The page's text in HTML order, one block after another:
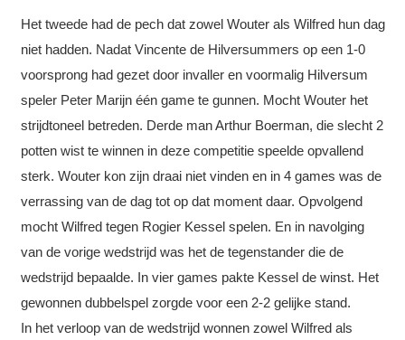
Het tweede had de pech dat zowel Wouter als Wilfred hun dag
niet hadden. Nadat Vincente de Hilversummers op een 1-0
voorsprong had gezet door invaller en voormalig Hilversum
speler Peter Marijn één game te gunnen. Mocht Wouter het
strijdtoneel betreden. Derde man Arthur Boerman, die slecht 2
potten wist te winnen in deze competitie speelde opvallend
sterk. Wouter kon zijn draai niet vinden en in 4 games was de
verrassing van de dag tot op dat moment daar. Opvolgend
mocht Wilfred tegen Rogier Kessel spelen. En in navolging
van de vorige wedstrijd was het de tegenstander die de
wedstrijd bepaalde. In vier games pakte Kessel de winst. Het
gewonnen dubbelspel zorgde voor een 2-2 gelijke stand.
In het verloop van de wedstrijd wonnen zowel Wilfred als